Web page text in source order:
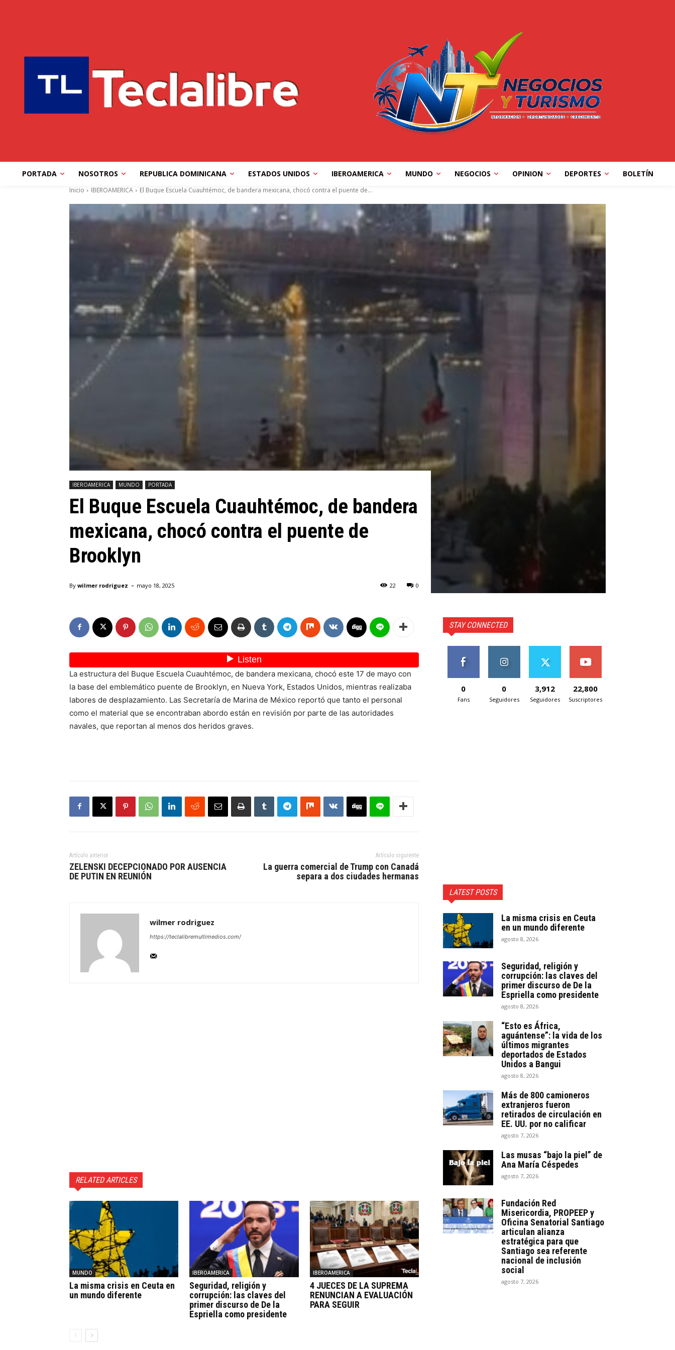
PORTADA NOSOTROS REPUBLICA DOMINICANA ESTADOS UNIDOS IBEROAMERICA MUNDO NEGOCIOS OPINION DEPORTES BOLETÍN
Inicio IBEROAMERICA El Buque Escuela Cuauhtémoc, de bandera mexicana, chocó contra el puente de...
IBEROAMERICA MUNDO PORTADA
El Buque Escuela Cuauhtémoc, de bandera
mexicana, chocó contra el puente de
Brooklyn
By wilmer rodriguez - mayo 18, 2025 0
22
La estructura del Buque Escuela Cuauhtémoc, de bandera mexicana, chocó este 17 de mayo con
la base del emblemático puente de Brooklyn, en Nueva York, Estados Unidos, mientras realizaba
labores de desplazamiento. Las Secretaría de Marina de México reportó que tanto el personal
como el material que se encontraban abordo están en revisión por parte de las autoridades
navales, que reportan al menos dos heridos graves.
Artículo anterior
ZELENSKI DECEPCIONADO POR AUSENCIA
DE PUTIN EN REUNIÓN
Artículo siguiente
La guerra comercial de Trump con Canadá
separa a dos ciudades hermanas
wilmer rodriguez
https://teclalibremultimedios.com/
RELATED ARTICLES
MUNDO
La misma crisis en Ceuta en
un mundo diferente
IBEROAMERICA
Seguridad, religión y
corrupción: las claves del
primer discurso de De la
Espriella como presidente
IBEROAMERICA
4 JUECES DE LA SUPREMA
RENUNCIAN A EVALUACIÓN
PARA SEGUIR
STAY CONNECTED
0
Fans
0
Seguidores
3,912
Seguidores
22,800
Suscriptores
LATEST POSTS
La misma crisis en Ceuta
en un mundo diferente
agosto 8, 2026
Seguridad, religión y
corrupción: las claves del
primer discurso de De la
Espriella como presidente
agosto 8, 2026
“Esto es África,
aguántense”: la vida de los
últimos migrantes
deportados de Estados
Unidos a Bangui
agosto 8, 2026
Más de 800 camioneros
extranjeros fueron
retirados de circulación en
EE. UU. por no calificar
agosto 7, 2026
Las musas “bajo la piel” de
Ana María Céspedes
agosto 7, 2026
Fundación Red
Misericordia, PROPEEP y
Oficina Senatorial Santiago
articulan alianza
estratégica para que
Santiago sea referente
nacional de inclusión
social
agosto 7, 2026